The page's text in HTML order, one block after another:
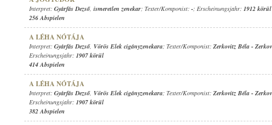
Interpret: Gyárfás Dezső, ismeretlen zenekar; Texter/Komponist: -; Erscheinungsjahr: 1912 körül
256 Abspielen
A LÉHA NÓTÁJA
Interpret: Gyárfás Dezső, Vörös Elek cigányzenekara; Texter/Komponist: Zerkovitz Béla -
Erscheinungsjahr: 1907 körül
414 Abspielen
A LÉHA NÓTÁJA
Interpret: Gyárfás Dezső, Vörös Elek cigányzenekara; Texter/Komponist: Zerkovitz Béla -
Erscheinungsjahr: 1907 körül
382 Abspielen